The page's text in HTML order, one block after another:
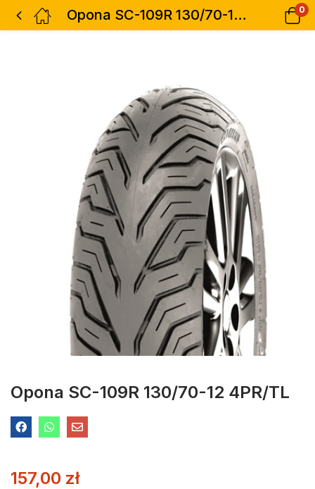
Opona SC-109R 130/70-12 4PR/TL 0
Opona SC-109R 130/70-12 4PR/TL
157,00 zł